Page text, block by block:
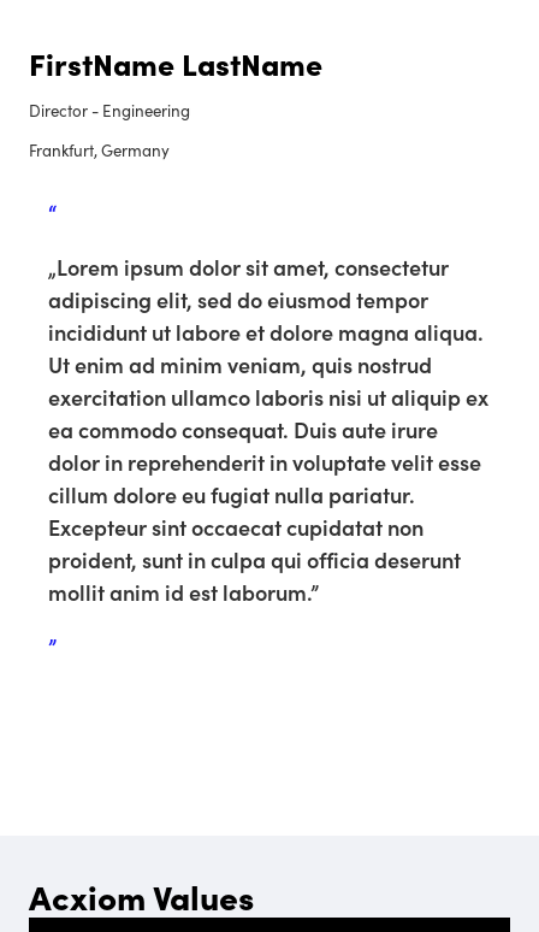
FirstName LastName
Director - Engineering
Frankfurt, Germany
“
„Lorem ipsum dolor sit amet, consectetur
adipiscing elit, sed do eiusmod tempor
incididunt ut labore et dolore magna aliqua.
Ut enim ad minim veniam, quis nostrud
exercitation ullamco laboris nisi ut aliquip ex
ea commodo consequat. Duis aute irure
dolor in reprehenderit in voluptate velit esse
cillum dolore eu fugiat nulla pariatur.
Excepteur sint occaecat cupidatat non
proident, sunt in culpa qui officia deserunt
mollit anim id est laborum.”
”
AcxiomValues